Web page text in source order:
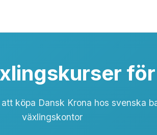
köpa Dansk Krona hos svenska
växlingskontor